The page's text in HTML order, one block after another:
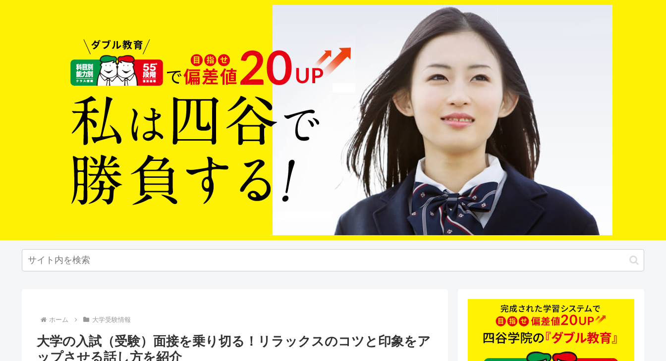
ホーム 大学受験情報
大学の入試（受験）面接を乗り切る！リラックスのコツと印象をア
ップさせる話し方を紹介